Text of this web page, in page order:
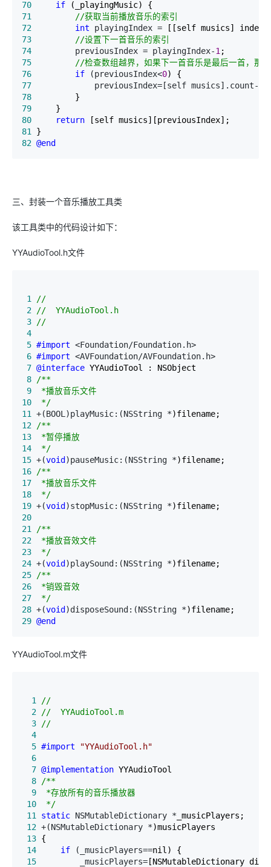
70 if
71
//获取当前播放音乐的索引
72
int playingIndex =
73
//设置下一首音乐的索引
74
         previousIndex = playingIndex-
1
75
//检查数组越界，如果下一首音乐是最后一首，那
76
if (previousIndex<0
77
             previousIndex=[self musics].count-
78
79
80
return
81
82 @end
三、封装一个音乐播放工具类
该工具类中的代码设计如下：
YYAudioTool.h文件
1
//
2
//
3
4
5 #import
6 #import
7 @interface
8
/*
9
10
*/
11
+(BOOL)playMusic:(NSString *
12
/*
13
14
*/
15 +(void )pauseMusic:(NSString *
16
/*
17
18
*/
19 +(void )stopMusic:(NSString *
20
21
/*
22
23
*/
24 +(void )playSound:(NSString *
25
/*
26
27
*/
28 +(void )disposeSound:(NSString *
29 @end
YYAudioTool.m文件
  1
//
  2
//
  3
  4
  5
#import "YYAudioTool.h"
  6
  7
@implementation
  8
/*
  9
10
*/
11
static NSMutableDictionary *
12 +(NSMutableDictionary *
13
14
if (_musicPlayers==
15
         _musicPlayers=